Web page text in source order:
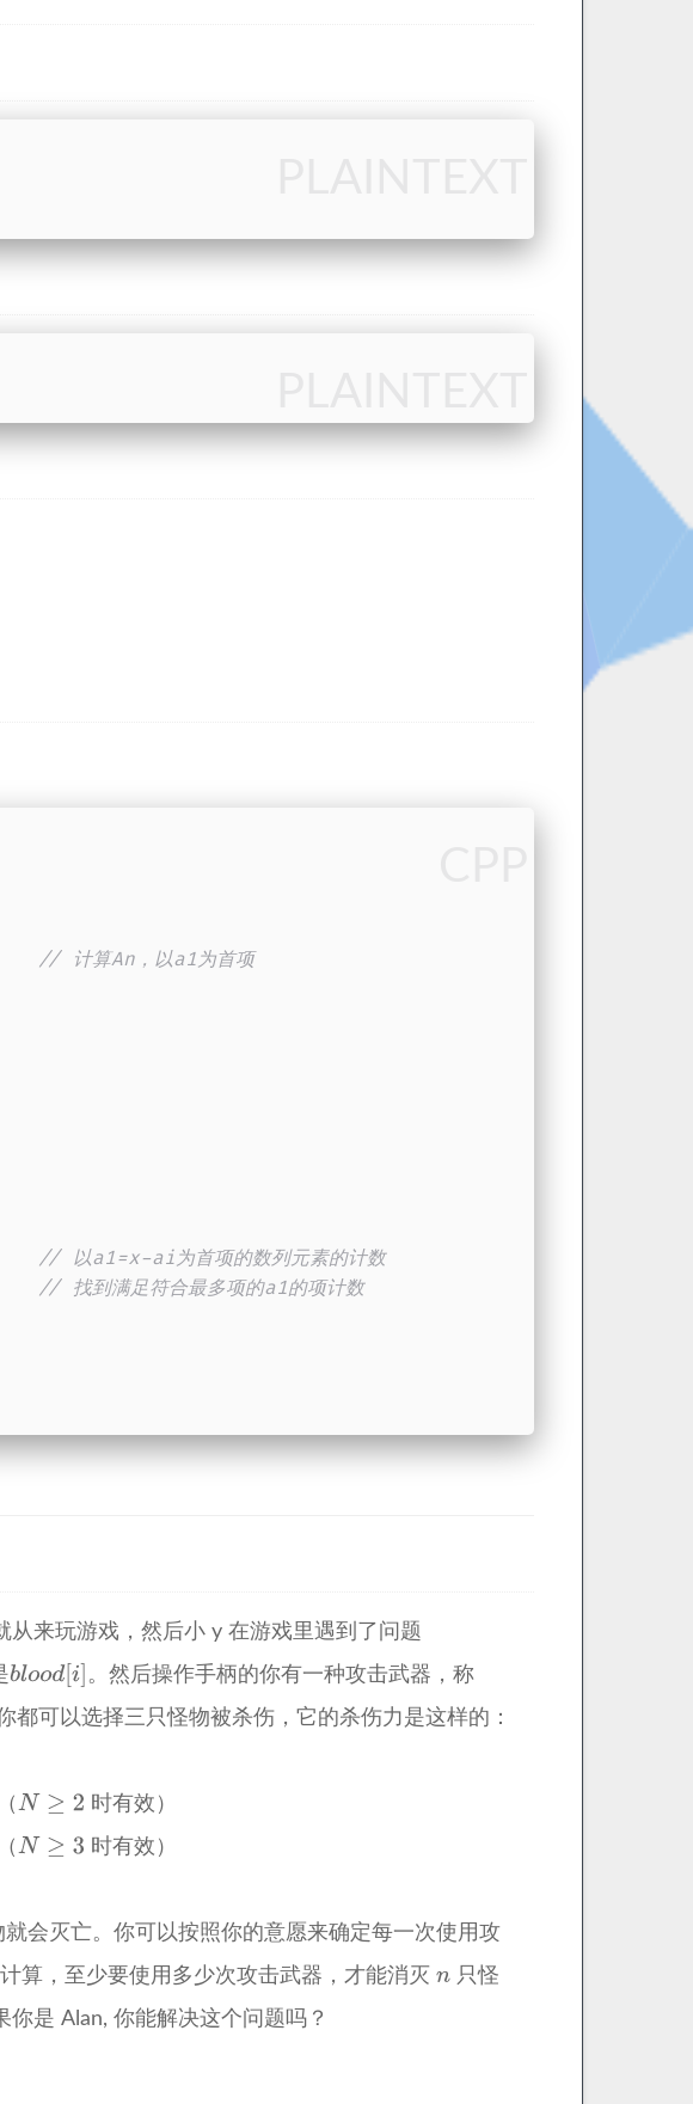
// 计算An，以a1为首项
// 以a1=x-ai为首项的数列元素的计数
// 找到满足符合最多项的a1的项计数
来玩游戏，然后小 y 在游戏里遇到了问题
。然后操作手柄的你有一种攻击武器，称
都可以选择三只怪物被杀伤，它的杀伤力是这样的：
时有效）
时有效）
就会灭亡。你可以按照你的意愿来确定每一次使用攻
算，至少要使用多少次攻击武器，才能消灭
只怪
是 Alan, 你能解决这个问题吗？